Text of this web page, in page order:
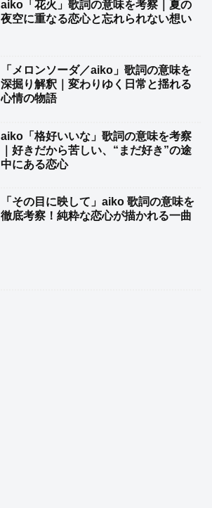
aiko「花火」歌詞の意味を考察｜夏の
夜空に重なる恋心と忘れられない想い
「メロンソーダ／aiko」歌詞の意味を
深掘り解釈｜変わりゆく日常と揺れる
心情の物語
aiko「格好いいな」歌詞の意味を考察
｜好きだから苦しい、“まだ好き”の途
中にある恋心
「その目に映して」aiko 歌詞の意味を
徹底考察！純粋な恋心が描かれる一曲